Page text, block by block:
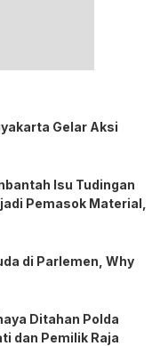
Gelar Aksi
Isu Tudingan
Pemasok Material,
di Parlemen, Why
Ditahan Polda
dan Pemilik Raja